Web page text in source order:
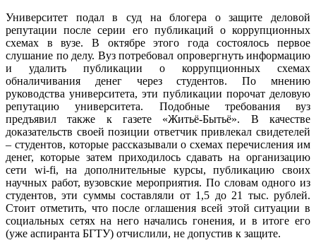
Университет подал в суд на блогера о защите деловой
репутации после серии его публикаций о коррупционных
схемах в вузе. В октябре этого года состоялось первое
слушание по делу. Вуз потребовал опровергнуть информацию
и удалить публикации о коррупционных схемах
обналичивания денег через студентов. По мнению
руководства университета, эти публикации порочат деловую
репутацию университета. Подобные требования вуз
предъявил также к газете «Житьё-Бытьё». В качестве
доказательств своей позиции ответчик привлекал свидетелей
– студентов, которые рассказывали о схемах перечисления им
денег, которые затем приходилось сдавать на организацию
сети wi-fi, на дополнительные курсы, публикацию своих
научных работ, вузовские мероприятия. По словам одного из
студентов, эти суммы составляли от 1,5 до 21 тыс. рублей.
Стоит отметить, что после оглашения всей этой ситуации в
социальных сетях на него начались гонения, и в итоге его
(уже аспиранта БГТУ) отчислили, не допустив к защите.